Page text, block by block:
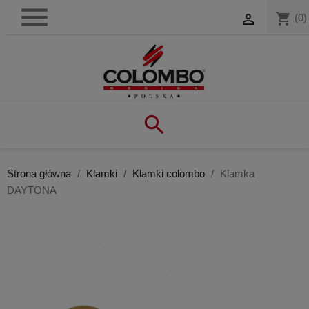
shopping_cart (0)



Strona główna Klamki Klamki colombo
Klamka
DAYTONA